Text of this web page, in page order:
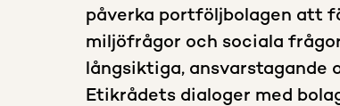
påverka portföljbolagen att
miljöfrågor och sociala
långsiktiga, ansvarstagande
Etikrådets dialoger med